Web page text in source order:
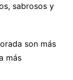
sabrosos y
son más
más